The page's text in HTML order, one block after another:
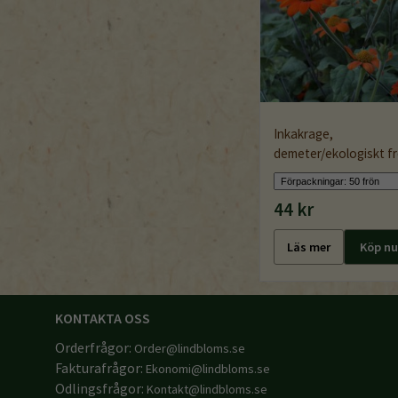
Inkakrage,
demeter/ekologiskt
44 kr
Läs mer Köp nu
KONTAKTA OSS
Orderfrågor: Order@lindbloms.se
Fakturafrågor: Ekonomi@lindbloms.se
Odlingsfrågor: Kontakt@lindbloms.se